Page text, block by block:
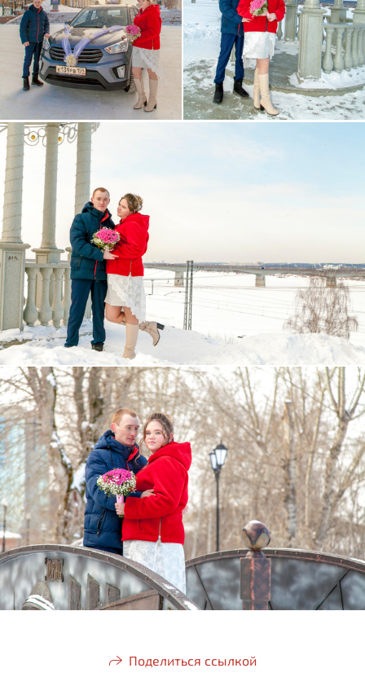
Поделиться ссылкой